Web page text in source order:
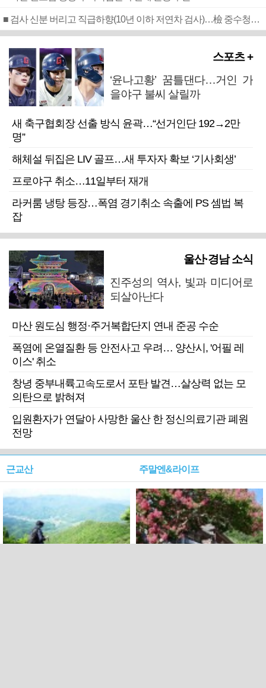
■ 검사 신분 버리고 직급하향(10년 이하 저연차 검사)…檢 중수청행 기피
스포츠 +
‘윤나고황’ 꿈틀댄다…거인 가
을야구 불씨 살릴까
새 축구협회장 선출 방식 윤곽…“선거인단 192→2만
명”
해체설 뒤집은 LIV 골프…새 투자자 확보 ‘기사회생’
프로야구 취소…11일부터 재개
라커룸 냉탕 등장…폭염 경기취소 속출에 PS 셈법 복
잡
울산·경남 소식
진주성의 역사, 빛과 미디어로
되살아난다
마산 원도심 행정·주거복합단지 연내 준공 수순
폭염에 온열질환 등 안전사고 우려… 양산시, '어필 레
이스' 취소
창녕 중부내륙고속도로서 포탄 발견…살상력 없는 모
의탄으로 밝혀져
입원환자가 연달아 사망한 울산 한 정신의료기관 폐원
전망
근교산 주말엔&라이프